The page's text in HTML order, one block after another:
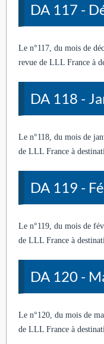
DA 117 -
Le n°117, du mois de
revue de LLL France à
DA 118 -
Le n°118, du mois de
de LLL France à
DA 119 -
Le n°119, du mois de
de LLL France à
DA 120 -
Le n°120, du mois de
de LLL France à